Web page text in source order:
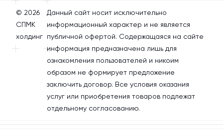
© 2026
СПМК
холдинг
Данный сайт носит исключительно
информационный характер и не является
публичной офертой. Содержащаяся на сайте
информация предназначена лишь для
ознакомления пользователей и никоим
образом не формирует предложение
заключить договор. Все условия оказания
услуг или приобретения товаров подлежат
отдельному согласованию.